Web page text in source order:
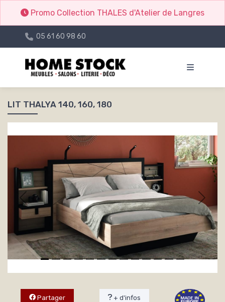
Promo Collection THALES d'Atelier de Langres
05 61 60 98 60
LIT THALYA 140, 160, 180
Partager + d'infos